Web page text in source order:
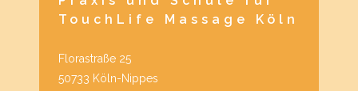
TouchLife Massage Köln
Florastraße 25
50733 Köln-Nippes